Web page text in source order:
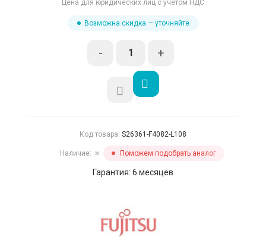
Цена для юридических лиц с учётом НДС
Возможна скидка — уточняйте
- +
Код товара: S26361-F4082-L108
Наличие: ✖ Поможем подобрать аналог
Гарантия: 6 месяцев